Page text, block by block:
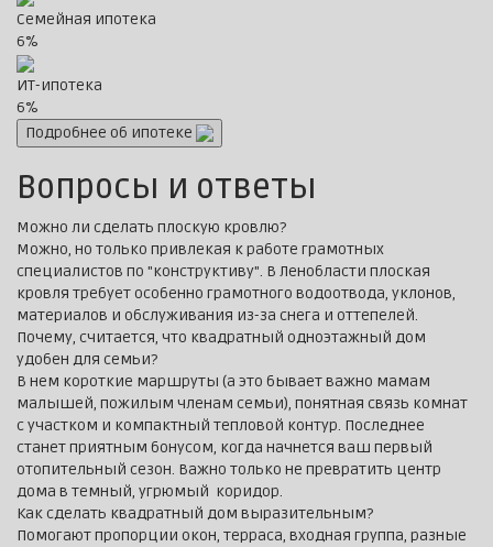
Семейная ипотека
6%
ИТ-ипотека
6%
Подробнее об ипотеке
Вопросы и ответы
Можно ли сделать плоскую кровлю?
Можно, но только привлекая к работе грамотных
специалистов по "конструктиву". В Ленобласти плоская
кровля требует особенно грамотного водоотвода, уклонов,
материалов и обслуживания из-за снега и оттепелей.
Почему, считается, что квадратный одноэтажный дом
удобен для семьи?
В нем короткие маршруты (а это бывает важно мамам
малышей, пожилым членам семьи), понятная связь комнат
с участком и компактный тепловой контур. Последнее
станет приятным бонусом, когда начнется ваш первый
отопительный сезон. Важно только не превратить центр
дома в темный, угрюмый коридор.
Как сделать квадратный дом выразительным?
Помогают пропорции окон, терраса, входная группа, разные